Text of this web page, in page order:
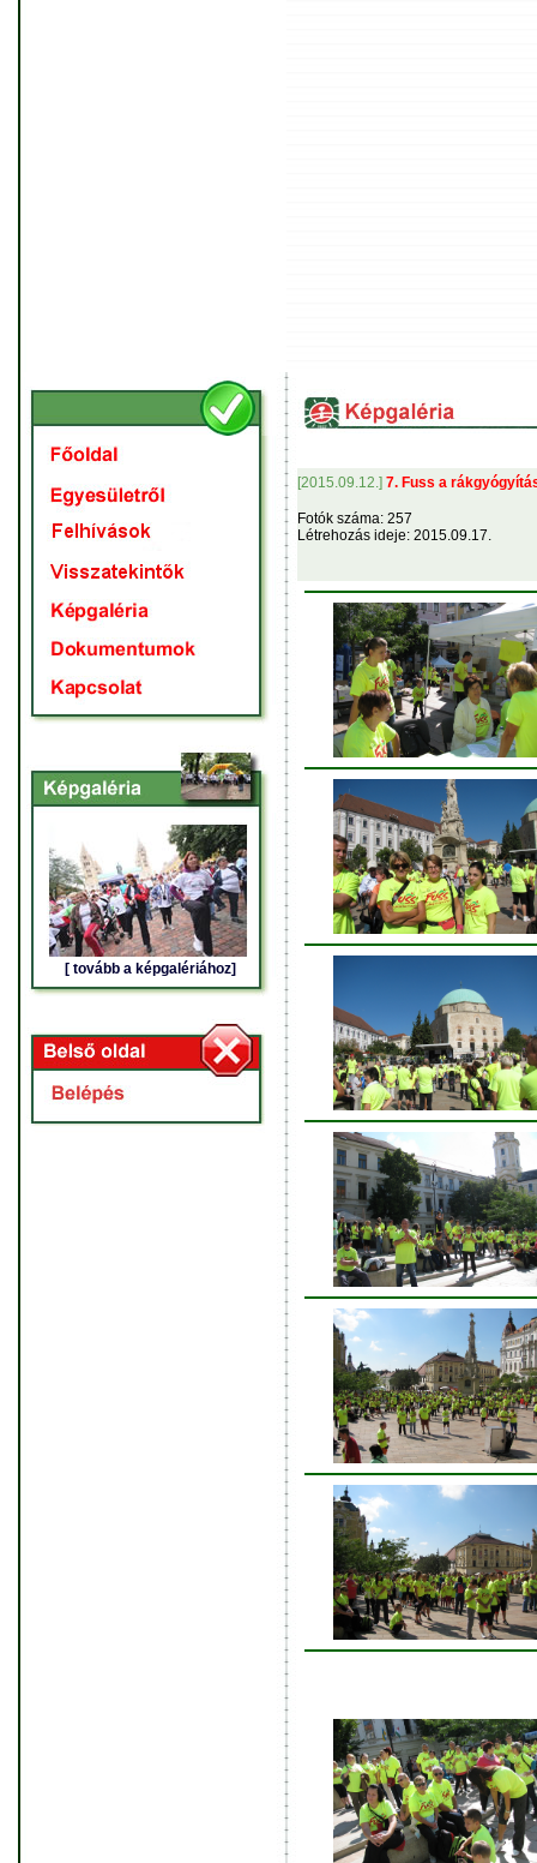
[ tovább a képgalériához]
[2015.09.12.] 7. Fuss a
Fotók száma: 257
Létrehozás ideje: 2015.09.17.